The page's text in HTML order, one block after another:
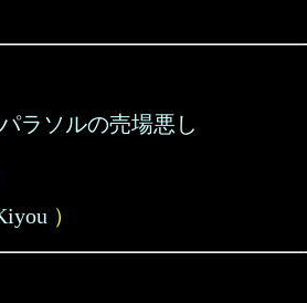
ラソルの売場悪し
）